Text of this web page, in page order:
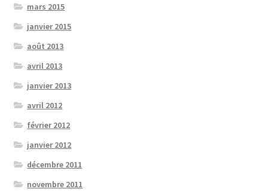
mars 2015
janvier 2015
août 2013
avril 2013
janvier 2013
avril 2012
février 2012
janvier 2012
décembre 2011
novembre 2011